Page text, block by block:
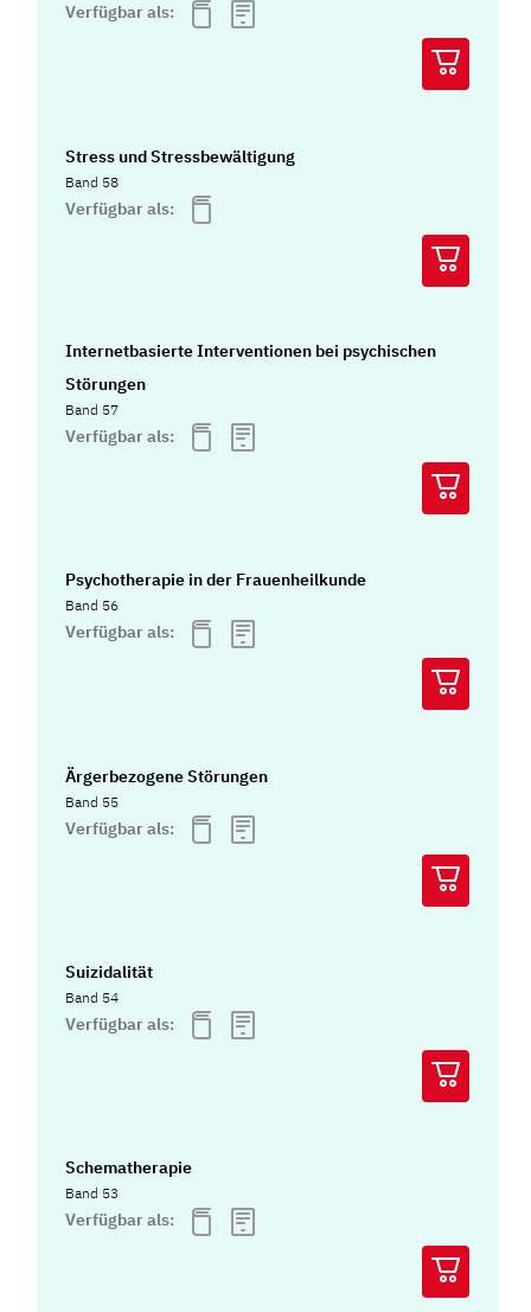
Verfügbar als:
Stress und Stressbewältigung
Band 58
Verfügbar als:
Internetbasierte Interventionen bei psychischen
Störungen
Band 57
Verfügbar als:
Psychotherapie in der Frauenheilkunde
Band 56
Verfügbar als:
Ärgerbezogene Störungen
Band 55
Verfügbar als:
Suizidalität
Band 54
Verfügbar als:
Schematherapie
Band 53
Verfügbar als: